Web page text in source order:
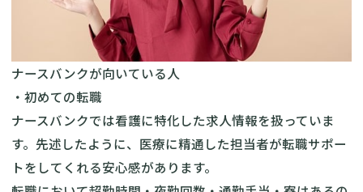
ナースバンクが向いている人
・初めての転職
ナースバンクでは看護に特化した求人情報を扱っていま
す。先述したように、医療に精通した担当者が転職サポー
トをしてくれる安心感があります。